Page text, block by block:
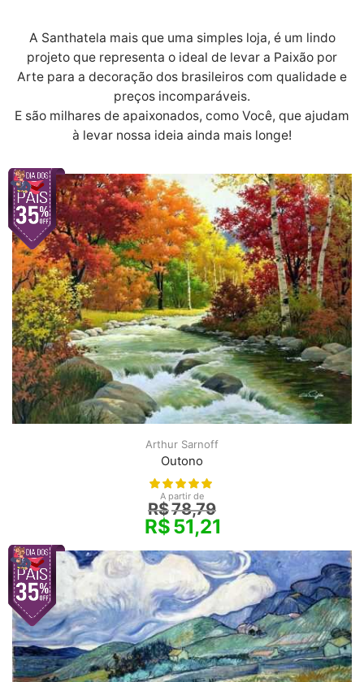
A Santhatela mais que uma simples loja, é um lindo
projeto que representa o ideal de levar a Paixão por
Arte para a decoração dos brasileiros com qualidade e
preços incomparáveis.
E são milhares de apaixonados, como Você, que ajudam
à levar nossa ideia ainda mais longe!
Arthur Sarnoff
Outono
A partir de
R$78,79
R$51,21